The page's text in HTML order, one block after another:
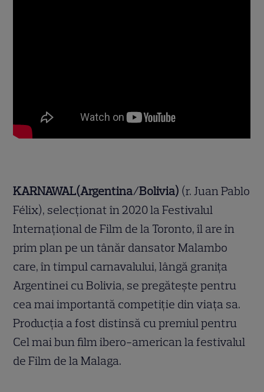
KARNAWAL(Argentina/Bolivia) (r. Juan Pablo
Félix), selecționat în 2020 la Festivalul
Internațional de Film de la Toronto, îl are în
prim plan pe un tânăr dansator Malambo
care, în timpul carnavalului, lângă granița
Argentinei cu Bolivia, se pregătește pentru
cea mai importantă competiție din viața sa.
Producția a fost distinsă cu premiul pentru
Cel mai bun film ibero-american la festivalul
de Film de la Malaga.